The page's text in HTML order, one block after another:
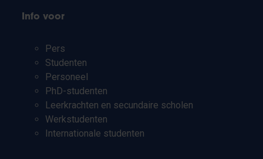
Info voor
Pers
Studenten
Personeel
PhD-studenten
Leerkrachten en secundaire scholen
Werkstudenten
Internationale studenten